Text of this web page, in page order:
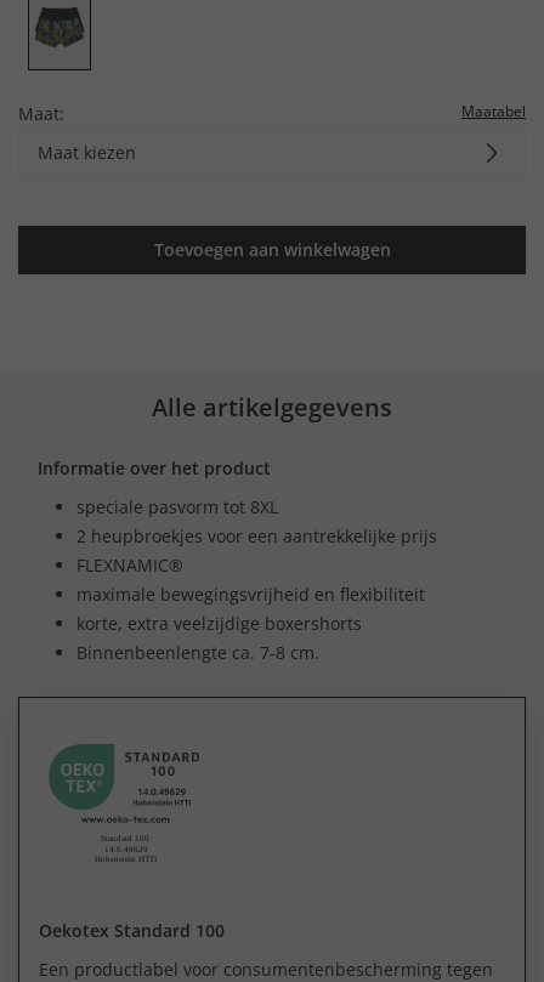
Maat: Maatabel
Maat kiezen
Toevoegen aan winkelwagen
Alle artikelgegevens
Informatie over het product
speciale pasvorm tot 8XL
2 heupbroekjes voor een aantrekkelijke prijs
FLEXNAMIC®
maximale bewegingsvrijheid en flexibiliteit
korte, extra veelzijdige boxershorts
Binnenbeenlengte ca. 7-8 cm.
Oekotex Standard 100
Een productlabel voor consumentenbescherming tegen